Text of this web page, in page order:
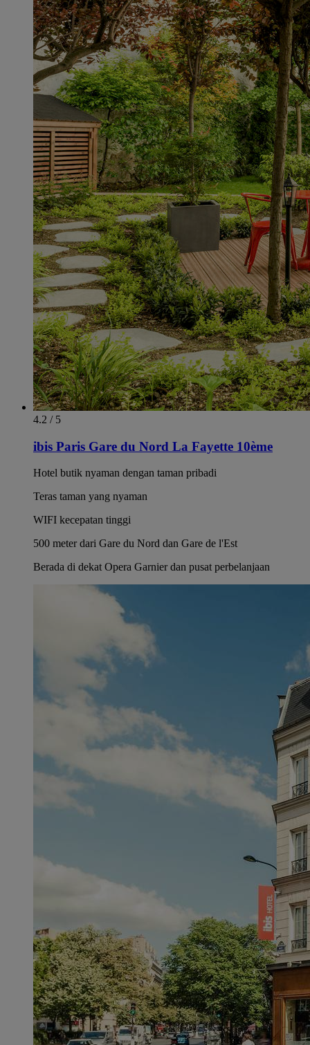
4.2 / 5
ibis Paris Gare du Nord La Fayette 10ème
Hotel butik nyaman dengan taman pribadi
Teras taman yang nyaman
WIFI kecepatan tinggi
500 meter dari Gare du Nord dan Gare de l'Est
Berada di dekat Opera Garnier dan pusat perbelanjaan